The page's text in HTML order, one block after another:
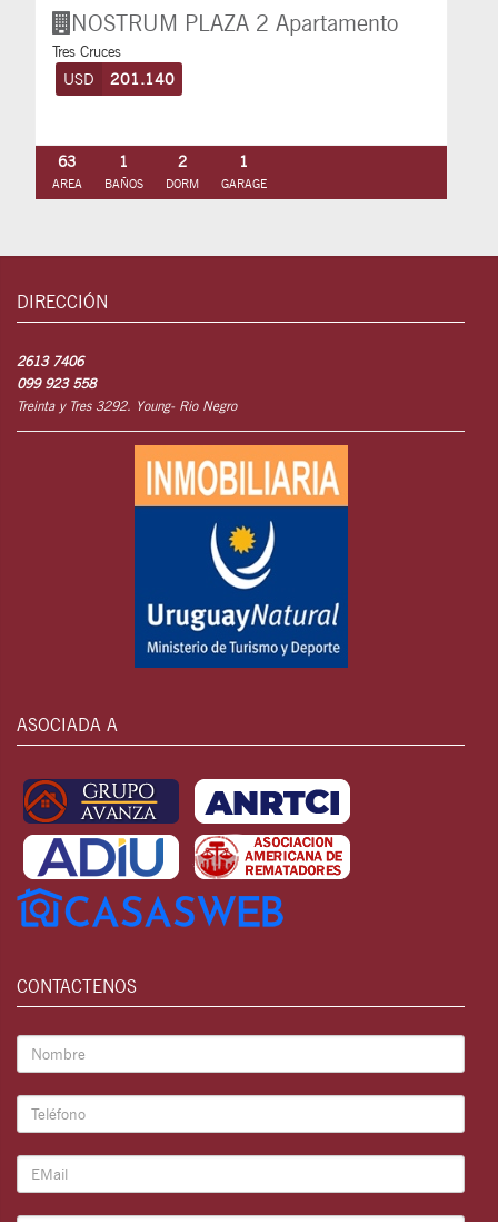
NOSTRUM PLAZA 2 Apartamento
Tres Cruces
USD 201.140
63
AREA
1
BAÑOS
2
DORM
1
GARAGE
DIRECCIÓN
2613 7406
099 923 558
Treinta y Tres 3292. Young- Rio Negro
ASOCIADA A
CONTACTENOS